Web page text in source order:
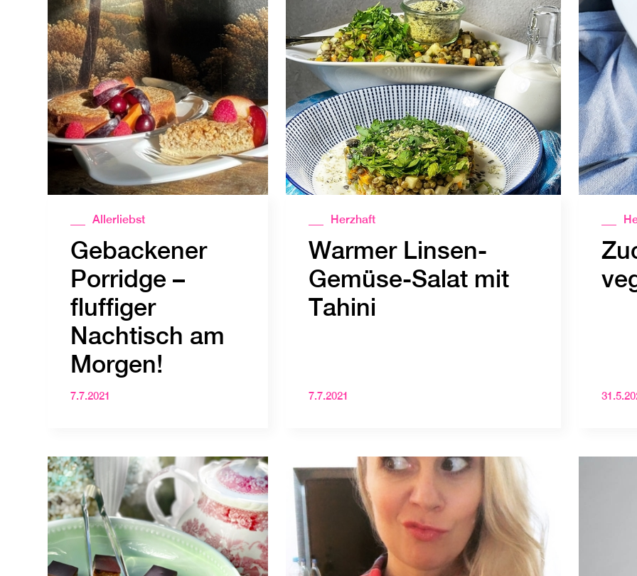
Allerliebst
Gebackener
Porridge –
fluffiger
Nachtisch am
Morgen!
7.7.2021
Herzhaft
Warmer Linsen-
Gemüse-Salat mit
Tahini
7.7.2021